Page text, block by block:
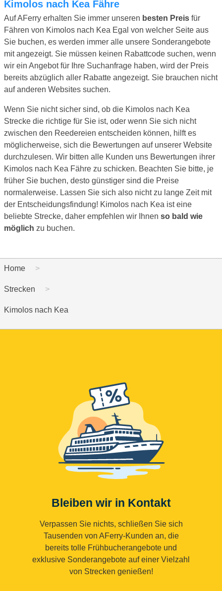
Kimolos nach Kea Fähre
Auf AFerry erhalten Sie immer unseren besten Preis für
Fähren von Kimolos nach Kea Egal von welcher Seite aus
Sie buchen, es werden immer alle unsere Sonderangebote
mit angezeigt. Sie müssen keinen Rabattcode suchen, wenn
wir ein Angebot für Ihre Suchanfrage haben, wird der Preis
bereits abzüglich aller Rabatte angezeigt. Sie brauchen nicht
auf anderen Websites suchen.
Wenn Sie nicht sicher sind, ob die Kimolos nach Kea
Strecke die richtige für Sie ist, oder wenn Sie sich nicht
zwischen den Reedereien entscheiden können, hilft es
möglicherweise, sich die Bewertungen auf unserer Website
durchzulesen. Wir bitten alle Kunden uns Bewertungen ihrer
Kimolos nach Kea Fähre zu schicken. Beachten Sie bitte, je
früher Sie buchen, desto günstiger sind die Preise
normalerweise. Lassen Sie sich also nicht zu lange Zeit mit
der Entscheidungsfindung! Kimolos nach Kea ist eine
beliebte Strecke, daher empfehlen wir Ihnen so bald wie
möglich zu buchen.
Home
Strecken
Kimolos nach Kea
Bleiben wir in Kontakt
Verpassen Sie nichts, schließen Sie sich
Tausenden von AFerry-Kunden an, die
bereits tolle Frühbucherangebote und
exklusive Sonderangebote auf einer Vielzahl
von Strecken genießen!